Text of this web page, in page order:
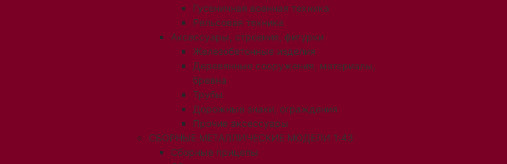
Гусеничная военная техника
Рельсовая техника
Аксессуары, строения, фигурки
Железобетонные изделия
Деревянные сооружения, материалы,
бревна
Трубы
Дорожные знаки, ограждения
Прочие аксессуары
СБОРНЫЕ МЕТАЛЛИЧЕСКИЕ МОДЕЛИ 1:43
Сборные прицепы